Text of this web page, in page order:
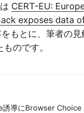
CERT-EU:
exposes data
もとに、筆者の見
のです。
導にBrowser Choice